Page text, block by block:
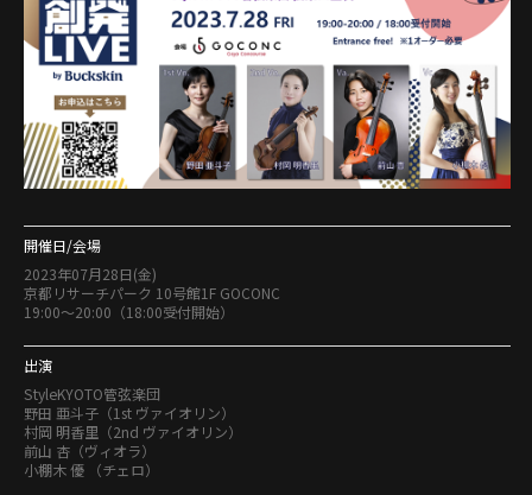
開催日/会場
2023年07月28日(金)
京都リサーチパーク 10号館1F GOCONC
19:00～20:00（18:00受付開始）
出演
StyleKYOTO管弦楽団
野田 亜斗子（1st ヴァイオリン）
村岡 明香里（2nd ヴァイオリン）
前山 杏（ヴィオラ）
小棚木 優 （チェロ）